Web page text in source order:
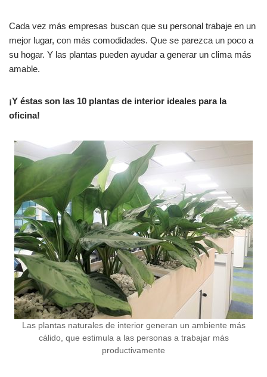
Cada vez más empresas buscan que su personal trabaje en un
mejor lugar, con más comodidades. Que se parezca un poco a
su hogar. Y las plantas pueden ayudar a generar un clima más
amable.
¡Y éstas son las 10 plantas de interior ideales para la
oficina!
Las plantas naturales de interior generan un ambiente más
cálido, que estimula a las personas a trabajar más
productivamente